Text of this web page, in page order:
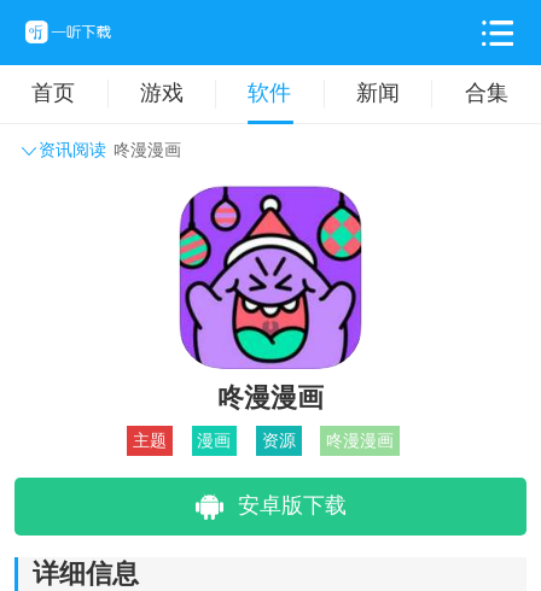
首页 游戏 软件 新闻 合集
资讯阅读 咚漫漫画
主题壁纸 旅游出行
拍摄美化 时尚购物
咚漫漫画
主题 漫画 资源 咚漫漫画
安卓版下载
详细信息